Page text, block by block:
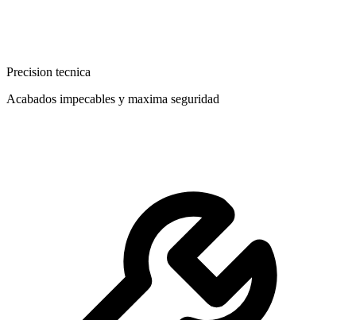
Precision tecnica
Acabados impecables y maxima seguridad